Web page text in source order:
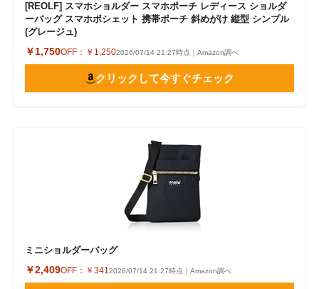
[REOLF] スマホショルダー スマホポーチ レディース ショルダ
ーバッグ スマホポシェット 携帯ポーチ 斜めがけ 縦型 シンプル
(グレージュ)
￥1,750OFF： ￥1,2502026/07/14 21:27時点｜Amazon調べ
クリックして今すぐチェック
ミニショルダーバッグ
￥2,409OFF： ￥341 2026/07/14 21:27時点｜Amazon調べ